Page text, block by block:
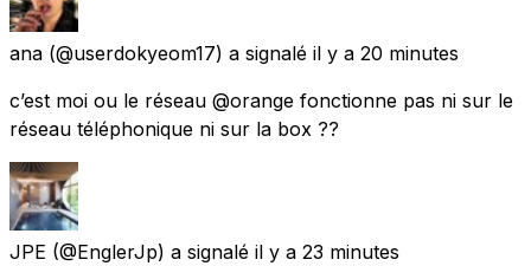
ana (@userdokyeom17) a signalé il y a 20 minutes
c’est moi ou le réseau @orange fonctionne pas ni sur le
réseau téléphonique ni sur la box ??
JPE (@EnglerJp) a signalé il y a 23 minutes